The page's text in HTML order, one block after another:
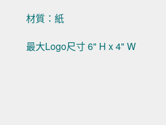
材質：紙
最大Logo尺寸 6" H x 4" W